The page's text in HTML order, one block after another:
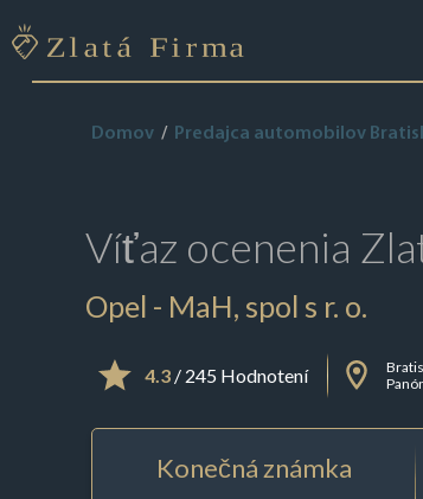
Domov Predajca automobilov
Víťaz ocenenia
Opel - MaH, spol s r. o.
4.3/ 245 Hodnotení
Konečná známka